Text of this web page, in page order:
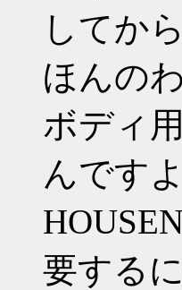
してから
ほんの
ボディ
んです
要する